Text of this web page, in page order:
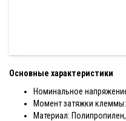
Основные характеристики
Номинальное
Момент затяжки
Материал: